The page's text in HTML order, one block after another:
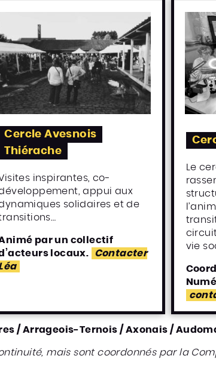
Cercle Avesnois
Thiérache
inspirantes, co-
appui aux
solidaires et de
par un collectif
locaux.
Contacter
Le
vie
/ Arrageois-Ternois / Axonais /
mais sont coordonnés par la